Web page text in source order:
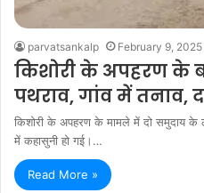
parvatsankalp February 9, 2025
किशोरी के अपहरण के
पथराव, गांव में तनाव,
किशोरी के अपहरण के मामले में दो समुदाय के
में कहासुनी हो गई।…
Read More »